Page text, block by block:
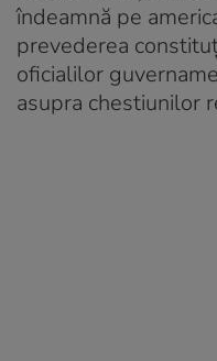
îndeamnă pe
prevederea
oficialilor
asupra chestiunilor